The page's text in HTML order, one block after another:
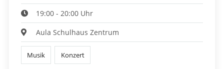
19:00 - 20:00 Uhr
Aula Schulhaus Zentrum
Musik Konzert